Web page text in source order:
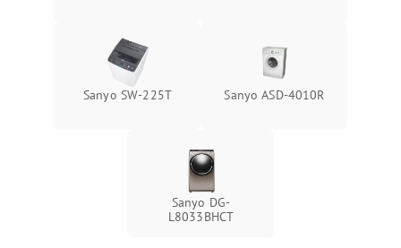
Sanyo SW-225T Sanyo ASD-4010R
Sanyo DG-
L8033BHCT